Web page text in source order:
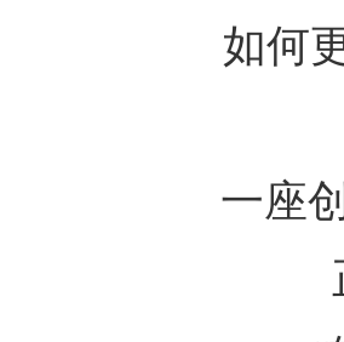
如何
一座